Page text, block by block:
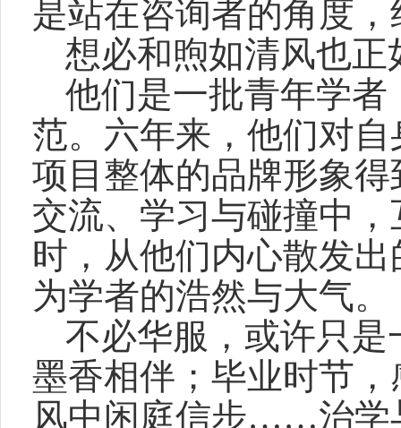
是站在咨询者的角度
想必和煦如清风也正
他们是一批青年学
范。六年来，他们对
项目整体的品牌形象
交流、学习与碰撞中
时，从他们内心散发
为学者的浩然与大气。
不必华服，或许只是
墨香相伴；毕业时节
风中闲庭信步……治学